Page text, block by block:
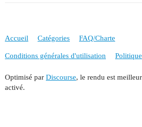
Accueil Catégories FAQ/Charte
Conditions générales d'utilisation
Optimisé par Discourse, le rendu est
activé.